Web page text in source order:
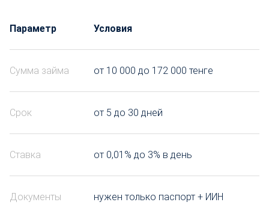
Параметр Условия
Сумма займа от 10 000 до 172 000 тенге
Срок от 5 до 30 дней
Ставка от 0,01% до 3% в день
Документы нужен только паспорт + ИИН